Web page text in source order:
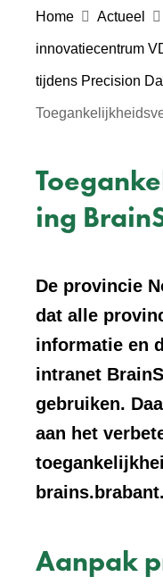
Home Actueel
innovatiecentrum
tijdens Precision
ing
De provincie
dat alle
informatie en
intranet
gebruiken.
aan het
Aanpak